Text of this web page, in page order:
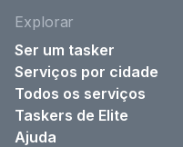
Explorar
Ser um tasker
Serviços por cidade
Todos os serviços
Taskers de Elite
Ajuda